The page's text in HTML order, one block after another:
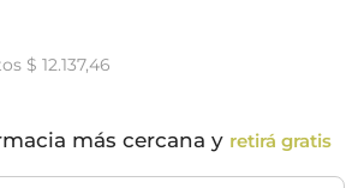
$ 12.137,46
más cercana y retirá gratis